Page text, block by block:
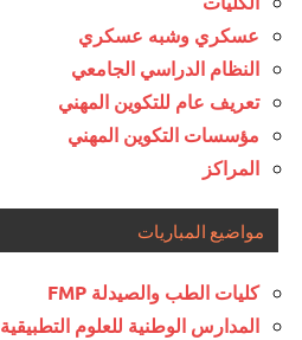
عسكري وشبه عسكري
النظام الدراسي الجامعي
تعريف عام للتكوين المهني
مؤسسات التكوين المهني
المراكز
مواضيع المباريات
كليات الطب والصيدلة FMP
المدارس الوطنية للعلوم التطبيقية ENSA